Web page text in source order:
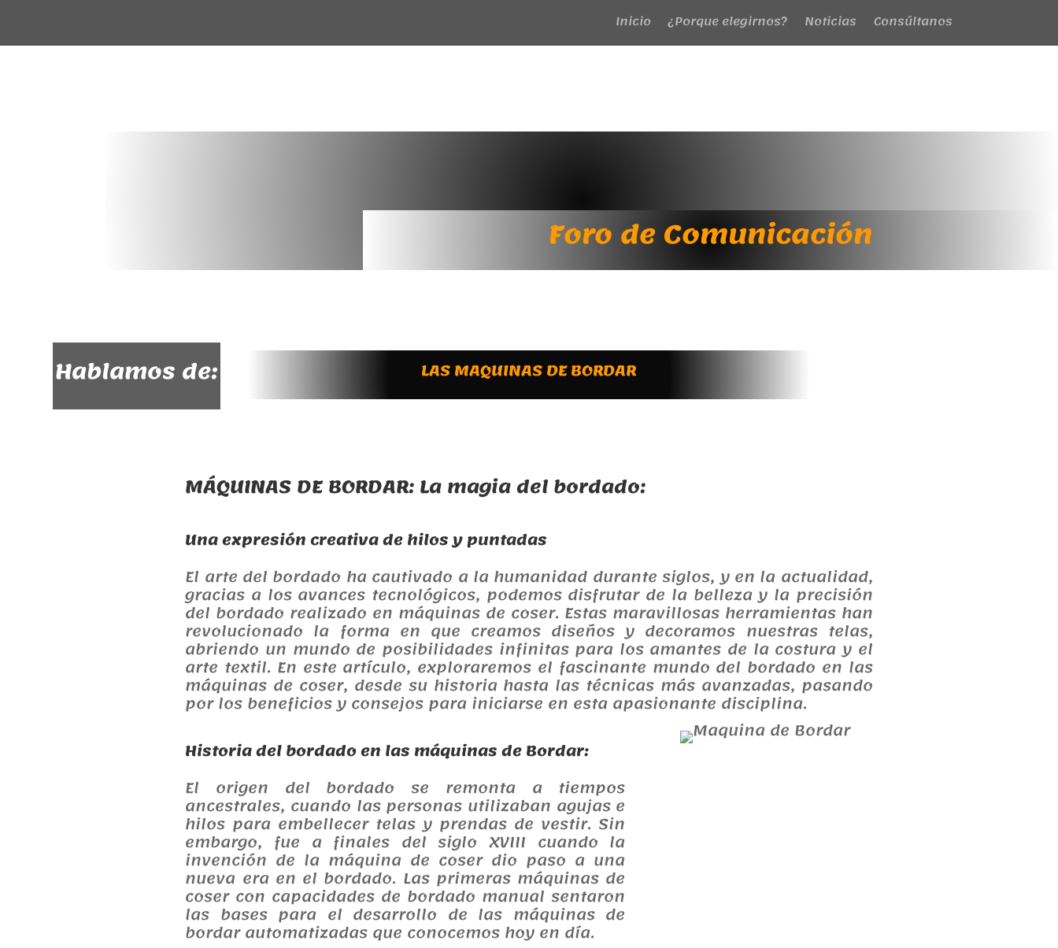
Inicio ¿Porque elegirnos? Noticias Consúltanos
Foro de Comunicación
Hablamos de: LAS MAQUINAS DE BORDAR
MÁQUINAS DE BORDAR: La magia del bordado:
Una expresión creativa de hilos y puntadas
El arte del bordado ha cautivado a la humanidad durante siglos, y en la actualidad,
gracias a los avances tecnológicos, podemos disfrutar de la belleza y la precisión
del bordado realizado en máquinas de coser. Estas maravillosas herramientas han
revolucionado la forma en que creamos diseños y decoramos nuestras telas,
abriendo un mundo de posibilidades infinitas para los amantes de la costura y el
arte textil. En este artículo, exploraremos el fascinante mundo del bordado en las
máquinas de coser, desde su historia hasta las técnicas más avanzadas, pasando
por los beneficios y consejos para iniciarse en esta apasionante disciplina.
Historia del bordado en las máquinas de Bordar:
El origen del bordado se remonta a tiempos
ancestrales, cuando las personas utilizaban agujas e
hilos para embellecer telas y prendas de vestir. Sin
embargo, fue a finales del siglo XVIII cuando la
invención de la máquina de coser dio paso a una
nueva era en el bordado. Las primeras máquinas de
coser con capacidades de bordado manual sentaron
las bases para el desarrollo de las máquinas de
bordar automatizadas que conocemos hoy en día.